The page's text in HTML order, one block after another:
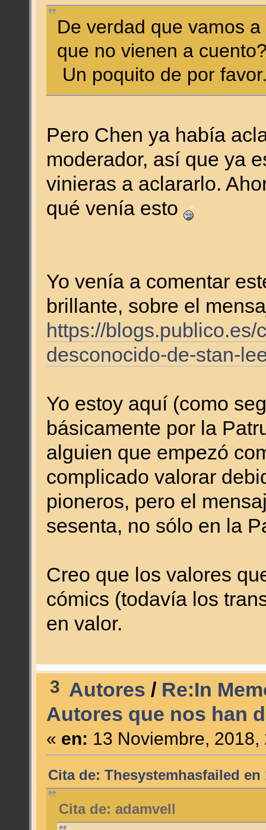
De verdad que vamos
que no vienen a
Un poquito de por
Pero Chen ya había
moderador, así que ya
vinieras a aclararlo.
qué venía esto
Yo venía a comentar
brillante, sobre el
https://
desconocido-de-stan-
Yo estoy aquí (como
básicamente por la
alguien que empezó
complicado valorar
pioneros, pero el
sesenta, no sólo en la
Creo que los valores
cómics (todavía los
en valor.
3 Autores / Re:In
Autores que nos han
« en: 13 Noviembre, 2018,
Cita de: Thesystemhasfailed en
Cita de: adamvell